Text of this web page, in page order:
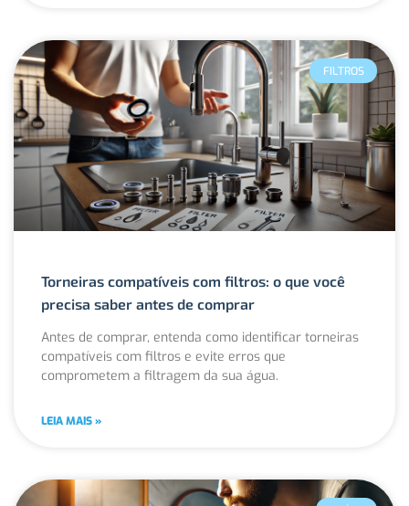
FILTROS
Torneiras compatíveis com filtros: o que você
precisa saber antes de comprar
Antes de comprar, entenda como identificar torneiras
compatíveis com filtros e evite erros que
comprometem a filtragem da sua água.
LEIA MAIS »